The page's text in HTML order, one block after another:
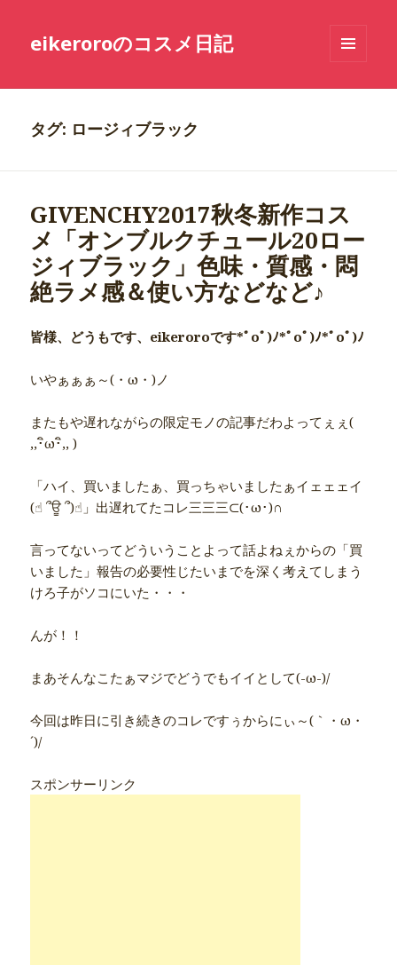
eikeroroのコスメ日記
ーとウ
タグ: ロージィブラック
GIVENCHY2017秋冬新作コス
メ「オンブルクチュール20ロー
ジィブラック」色味・質感・悶
絶ラメ感＆使い方などなど♪
皆様、どうもです、eikeroroです*ﾟoﾟ)ﾉ*ﾟoﾟ)ﾉ*ﾟoﾟ)ﾉ
いやぁぁぁ～(・ω・)ノ
またもや遅れながらの限定モノの記事だわよってぇぇ(
,,･ิω･ิ,, )
「ハイ、買いましたぁ、買っちゃいましたぁイェェェイ
(☝︎ ՞ਊ ՞)☝︎」出遅れてたコレ三三三⊂(･ω･)∩
言ってないってどういうことよって話よねぇからの「買
いました」報告の必要性じたいまでを深く考えてしまう
けろ子がソコにいた・・・
んが！！
まあそんなこたぁマジでどうでもイイとして(-ω-)/
今回は昨日に引き続きのコレですぅからにぃ～(｀・ω・
´)/
スポンサーリンク